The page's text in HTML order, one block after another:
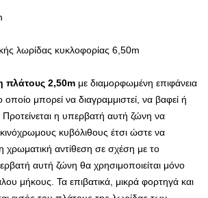
λωρίδας κυκλοφορίας 6,50m
πλάτους 2,50m με διαμορφωμένη επιφάνεια
μπορεί να διαγραμμιστεί, να βαφεί ή
η υπερβατή αυτή ζώνη να
κυβόλιθους έτσι ώστε να
χρωματική αντίθεση σε σχέση με το
αυτή ζώνη θα χρησιμοποιείται μόνο
μήκους. Τα επιβατικά, μικρά φορτηγά και